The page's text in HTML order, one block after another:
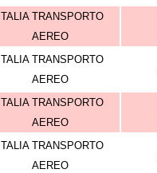
ITALIA TRANSPORTO
AEREO
ITALIA TRANSPORTO
AEREO
ITALIA TRANSPORTO
AEREO
ITALIA TRANSPORTO
AEREO